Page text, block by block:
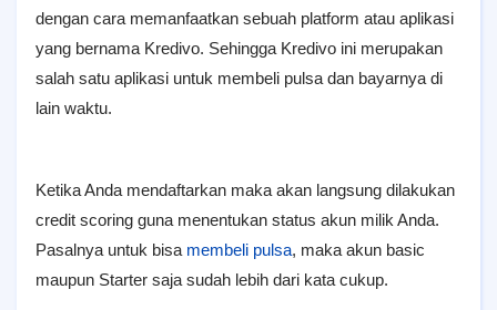
dengan cara memanfaatkan sebuah platform atau aplikasi
yang bernama Kredivo. Sehingga Kredivo ini merupakan
salah satu aplikasi untuk membeli pulsa dan bayarnya di
lain waktu.
Ketika Anda mendaftarkan maka akan langsung dilakukan
credit scoring guna menentukan status akun milik Anda.
Pasalnya untuk bisa membeli pulsa, maka akun basic
maupun Starter saja sudah lebih dari kata cukup.